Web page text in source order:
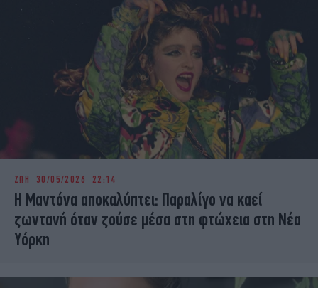
ΖΩΗ 30/05/2026 22:14
Η Μαντόνα αποκαλύπτει: Παραλίγο να καεί
ζωντανή όταν ζούσε μέσα στη φτώχεια στη Νέα
Υόρκη